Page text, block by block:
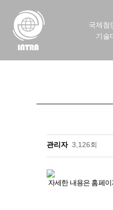
국제첨
기술
관리자 3,126회
자세한 내용은 홈페